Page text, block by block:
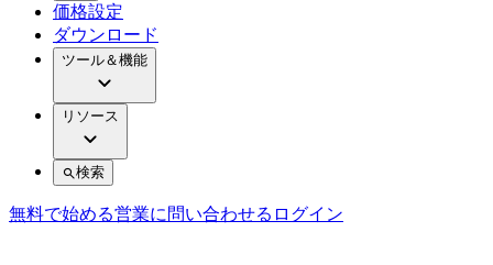
価格設定
ダウンロード
ツール＆機能
リソース
検索
無料で始める営業に問い合わせる ログイン